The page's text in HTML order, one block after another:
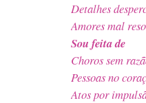
Detalhes
Amores mal
Sou feita de
Choros sem
Pessoas no
Atos por